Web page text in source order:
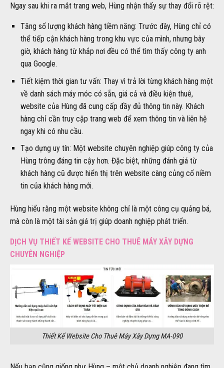
Ngay sau khi ra mắt trang web, Hùng nhận thấy sự thay đổi rõ rệt:
Tăng số lượng khách hàng tiềm năng: Trước đây, Hùng chỉ có
thể tiếp cận khách hàng trong khu vực của mình, nhưng bây
giờ, khách hàng từ khắp nơi đều có thể tìm thấy công ty anh
qua Google.
Tiết kiệm thời gian tư vấn: Thay vì trả lời từng khách hàng một
về danh sách máy móc có sẵn, giá cả và điều kiện thuê,
website của Hùng đã cung cấp đầy đủ thông tin này. Khách
hàng chỉ cần truy cập trang web để xem thông tin và liên hệ
ngay khi có nhu cầu.
Tạo dựng uy tín: Một website chuyên nghiệp giúp công ty của
Hùng trông đáng tin cậy hơn. Đặc biệt, những đánh giá từ
khách hàng cũ được hiển thị trên website càng củng cố niềm
tin của khách hàng mới.
Hùng hiểu rằng một website không chỉ là một công cụ quảng bá,
mà còn là một tài sản giá trị giúp doanh nghiệp phát triển.
DỊCH VỤ THIẾT KẾ WEBSITE CHO THUÊ MÁY XÂY DỰNG
CHUYÊN NGHIỆP
Thiết Kế Website Cho Thuê Máy Xây Dựng MA-090